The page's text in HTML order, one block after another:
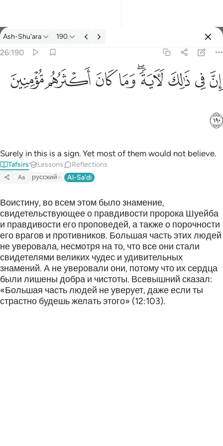
Tafsir: Ash-Shu'ara 26:190
Ash-Shu'ara 190
26:190
ان في ذالك لاية وما كان اكثرهم مومنين ١٩٠
إِنَّ فِى ذَٰلِكَ لَـَٔايَةًۭ ۖ وَمَا كَانَ أَكْثَرُهُم مُّؤْمِنِينَ ١٩٠
ﱳﱴﱵﱶﱷﱸﱹﱺﱻ
ﱼ
Surely in this is a sign. Yet most of them would not believe.
Tafsirs Lessons Reflections
Aa русский Al-Sa'di
Воистину, во всем этом было знамение,
свидетельствующее о правдивости пророка Шуейба
и правдивости его проповедей, а также о порочности
его врагов и противников. Большая часть этих людей
не уверовала, несмотря на то, что все они стали
свидетелями великих чудес и удивительных
знамений. А не уверовали они, потому что их сердца
были лишены добра и чистоты. Всевышний сказал:
«Большая часть людей не уверует, даже если ты
страстно будешь желать этого» (12:103).